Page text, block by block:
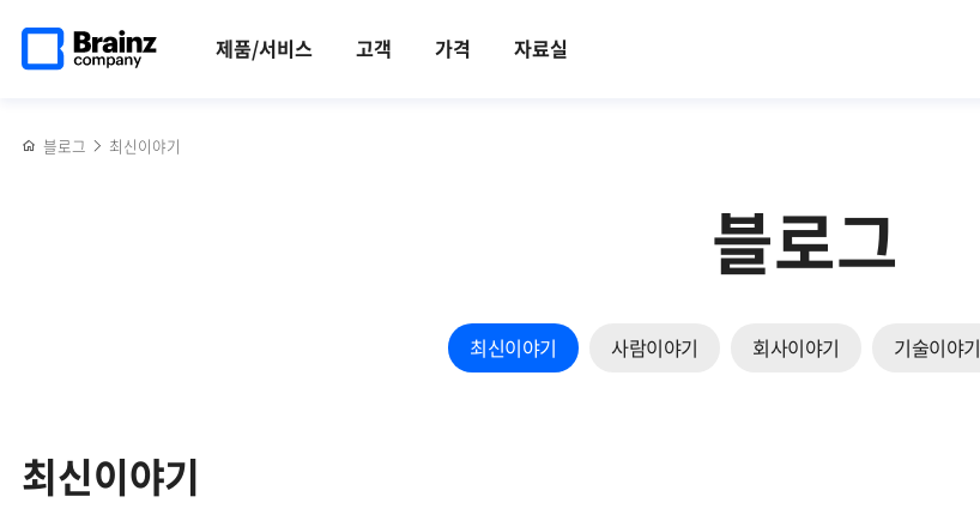
건너뛰기
제품/서비스 고객 가격 자료실
페이지로
블로그 최신이야기
블로그
최신이야기 사람이야기 회사이야기 기술이야기
최신이야기